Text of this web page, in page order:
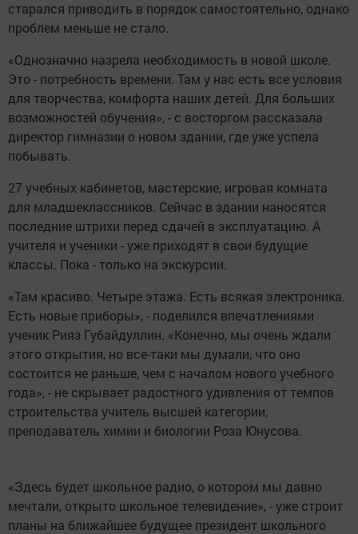
старался приводить в порядок самостоятельно, однако
проблем меньше не стало.
«Однозначно назрела необходимость в новой школе.
Это - потребность времени. Там у нас есть все условия
для творчества, комфорта наших детей. Для больших
возможностей обучения», - с восторгом рассказала
директор гимназии о новом здании, где уже успела
побывать.
27 учебных кабинетов, мастерские, игровая комната
для младшеклассников. Сейчас в здании наносятся
последние штрихи перед сдачей в эксплуатацию. А
учителя и ученики - уже приходят в свои будущие
классы. Пока - только на экскурсии.
«Там красиво. Четыре этажа. Есть всякая электроника.
Есть новые приборы», - поделился впечатлениями
ученик Рияз Губайдуллин. «Конечно, мы очень ждали
этого открытия, но все-таки мы думали, что оно
состоится не раньше, чем с началом нового учебного
года», - не скрывает радостного удивления от темпов
строительства учитель высшей категории,
преподаватель химии и биологии Роза Юнусова.
«Здесь будет школьное радио, о котором мы давно
мечтали, открыто школьное телевидение», - уже строит
планы на ближайшее будущее президент школьного